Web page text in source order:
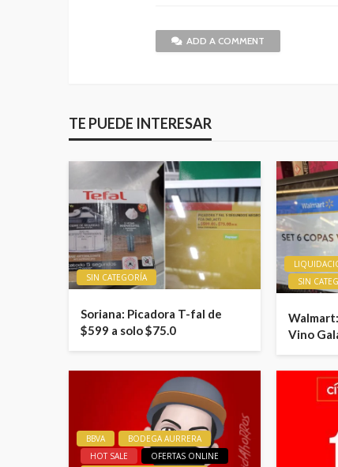
ADD A COMMENT
TE PUEDE INTERESAR
SIN CATEGORÍA
Soriana: Picadora T-fal de
$599 a solo $75.0
SIN
Vino
BBVA
BODEGA AURRERA
HOT SALE
OFERTAS ONLINE